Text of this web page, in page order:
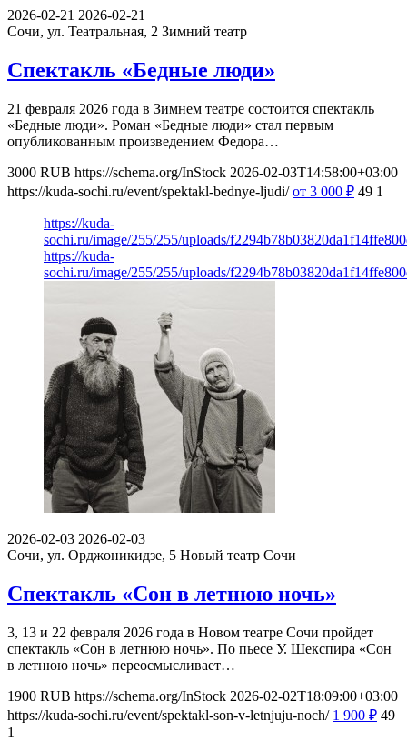
2026-02-21 2026-02-21
Сочи, ул. Театральная, 2 Зимний театр
Спектакль «Бедные люди»
21 февраля 2026 года в Зимнем театре состоится спектакль
«Бедные люди». Роман «Бедные люди» стал первым
опубликованным произведением Федора…
3000 RUB https://schema.org/InStock 2026-02-03T14:58:00+03:00
https://kuda-sochi.ru/event/spektakl-bednye-ljudi/ от 3 000 ₽ 49 1
https://kuda-
sochi.ru/image/255/255/uploads/
https://kuda-
sochi.ru/image/255/255/uploads/
2026-02-03 2026-02-03
Сочи, ул. Орджоникидзе, 5 Новый театр Сочи
Спектакль «Сон в летнюю ночь»
3, 13 и 22 февраля 2026 года в Новом театре Сочи пройдет
спектакль «Сон в летнюю ночь». По пьесе У. Шекспира «Сон
в летнюю ночь» переосмысливает…
1900 RUB https://schema.org/InStock 2026-02-02T18:09:00+03:00
https://kuda-sochi.ru/event/spektakl-son-v-letnjuju-noch/ 1 900 ₽ 49
1